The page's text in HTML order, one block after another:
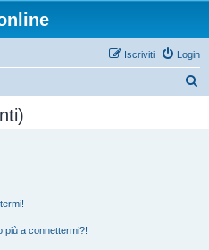
Login
Iscriviti
più a connettermi?!